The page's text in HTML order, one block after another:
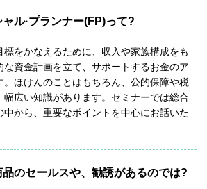
ル·プランナー(FP)って?
標をかなえるために、収入や家族構成をも
な資金計画を立て、サポートするお金のア
。ほけんのことはもちろん、公的保障や税
幅広い知識があります。セミナーでは総合
中から、重要なポイントを中心にお話いた
のセールスや、勧誘があるのでは?